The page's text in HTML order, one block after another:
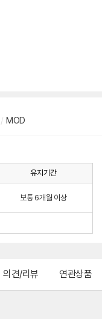
/ MOD
유지기간
보통 6개월 이상
의견/리뷰 연관상품